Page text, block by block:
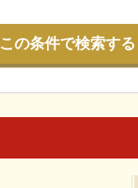
この条件で検索する